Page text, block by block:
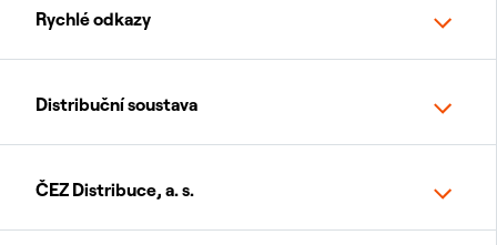
Rychlé odkazy
Distribuční soustava
ČEZ Distribuce, a. s.